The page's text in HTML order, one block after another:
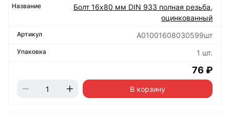
Болт 16х80 мм DIN 933 полная резьба,
оцинкованный
А01001608030599шт
1 шт.
76 ₽
В корзину